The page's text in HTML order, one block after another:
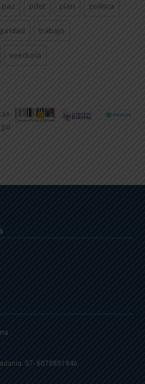
paz pdet plan politica
trabajo
veeduría
57- 6078851946